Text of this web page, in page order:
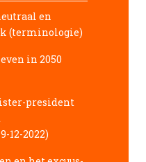
en
(terminologie)
in 2050
president
12-2022)